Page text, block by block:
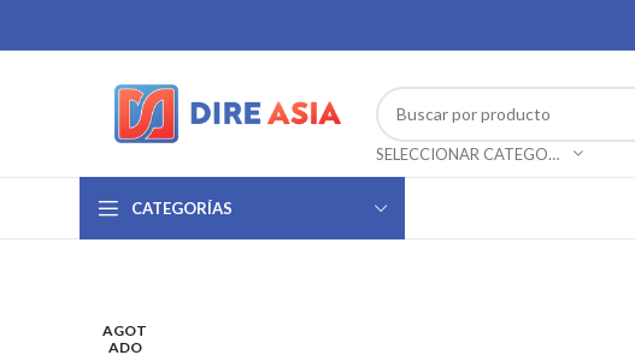
SELECCIONAR CATEGORÍA
CATEGORÍAS
AGOT
ADO